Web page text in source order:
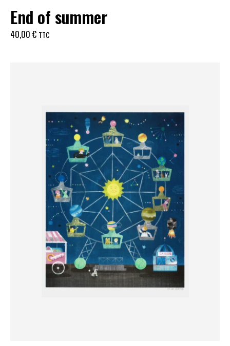
End of summer
40,00 € TTC